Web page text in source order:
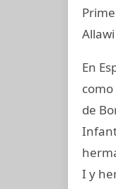
En
de
I y